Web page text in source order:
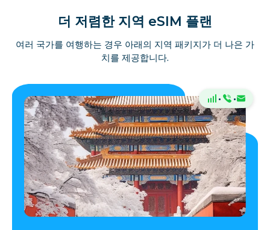
더 저렴한 지역 eSIM 플랜
여러 국가를 여행하는 경우 아래의 지역 패키지가 더 나은 가
치를 제공합니다.
· ·